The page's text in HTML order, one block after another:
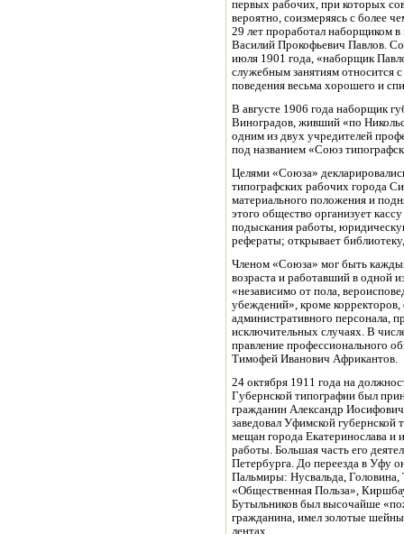
первых рабочих, при которых
вероятно, соизмеряясь с более
29 лет проработал наборщиком
Василий Прокофьевич Павлов.
июля 1901 года, «наборщик
служебным занятиям относится
поведения весьма хорошего и
В августе 1906 года наборщик
Виноградов, живший «по
одним из двух учредителей
под названием «Союз
Целями «Союза»
типографских рабочих города
материального положения и
этого общество организует
подыскания работы,
рефераты; открывает
Членом «Союза» мог быть
возраста и работавший в одной
«независимо от пола,
убеждений», кроме
административного персонала,
исключительных случаях. В
правление профессионального
Тимофей Иванович Африкантов.
24 октября 1911 года на
Губернской типографии был
гражданин Александр
заведовал Уфимской губернской
мещан города Екатеринослава и
работы. Большая часть его
Петербурга. До переезда в Уфу
Пальмиры: Нусвальда,
«Общественная Польза»,
Бутыльников был высочайше
гражданина, имел золотые
лентах.